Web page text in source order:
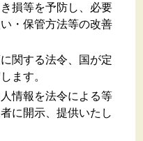
損等を予防し、必要
・保管方法等の改善
関する法令、国が定
ます。
情報を法令による等
に開示、提供いたし